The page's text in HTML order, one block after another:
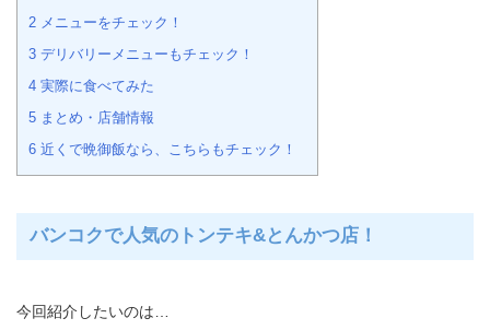
2 メニューをチェック！
3 デリバリーメニューもチェック！
4 実際に食べてみた
5 まとめ・店舗情報
6 近くで晩御飯なら、こちらもチェック！
バンコクで人気のトンテキ&とんかつ店！
今回紹介したいのは…